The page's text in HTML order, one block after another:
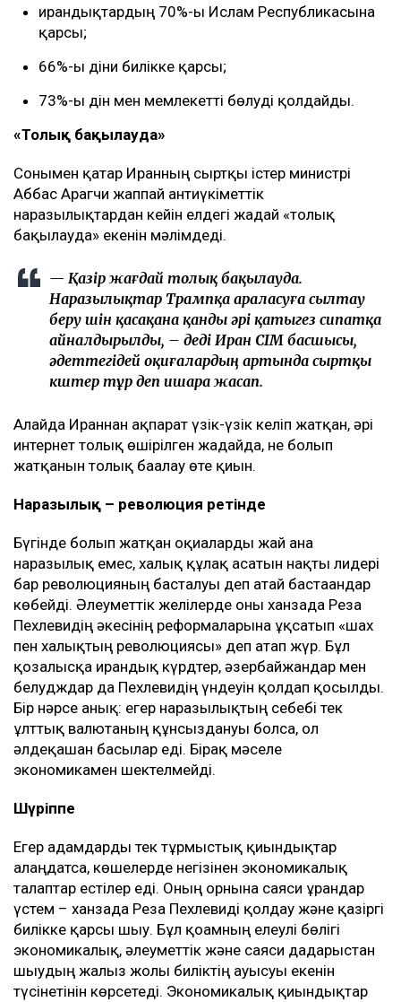
ирандықтардың 70%-ы Ислам Республикасына
қарсы;
66%-ы діни билікке қарсы;
73%-ы дін мен мемлекетті бөлуді қолдайды.
«Толық бақылауда»
Сонымен қатар Иранның сыртқы істер министрі
Аббас Арагчи жаппай антиүкіметтік
наразылықтардан кейін елдегі жағдай «толық
бақылауда» екенін мәлімдеді.
— Қазір жағдай толық бақылауда.
Наразылықтар Трампқа араласуға сылтау
беру үшін қасақана қанды әрі қатыгез сипатқа
айналдырылды, – деді Иран СІМ басшысы,
әдеттегідей оқиғалардың артында сыртқы
күштер тұр деп ишара жасап.
Алайда Ираннан ақпарат үзік-үзік келіп жатқан, әрі
интернет толық өшірілген жағдайда, не болып
жатқанын толық бағалау өте қиын.
Наразылық – революция ретінде
Бүгінде болып жатқан оқиғаларды жай ғана
наразылық емес, халық құлақ асатын нақты лидері
бар революцияның басталуы деп атай бастағандар
көбейді. Әлеуметтік желілерде оны ханзада Реза
Пехлевидің әкесінің реформаларына ұқсатып «шах
пен халықтың революциясы» деп атап жүр. Бұл
қозғалысқа ирандық күрдтер, әзербайжандар мен
белудждар да Пехлевидің үндеуін қолдап қосылды.
Бір нәрсе анық: егер наразылықтың себебі тек
ұлттық валютаның құнсыздануы болса, ол
әлдеқашан басылар еді. Бірақ мәселе
экономикамен шектелмейді.
Шүріппе
Егер адамдарды тек тұрмыстық қиындықтар
алаңдатса, көшелерде негізінен экономикалық
талаптар естілер еді. Оның орнына саяси ұрандар
үстем – ханзада Реза Пехлевиді қолдау және қазіргі
билікке қарсы шығу. Бұл қоғамның елеулі бөлігі
экономикалық, әлеуметтік және саяси дағдарыстан
шығудың жалғыз жолы биліктің ауысуы екенін
түсінетінін көрсетеді. Экономикалық қиындықтар